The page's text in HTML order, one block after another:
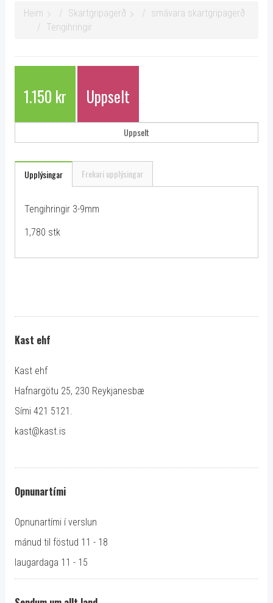
Heim Skartgripagerð
smávara skartgripagerð
Tengihringir
1.150 kr Uppselt
Uppselt
Upplýsingar Frekari upplýsingar
Tengihringir 3-9mm
1,780 stk
Kast ehf
Kast ehf
Hafnargötu 25, 230 Reykjanesbæ
Sími 421 5121.
kast@kast.is
Opnunartími
Opnunartími í verslun
mánud til föstud 11 - 18
laugardaga 11 - 15